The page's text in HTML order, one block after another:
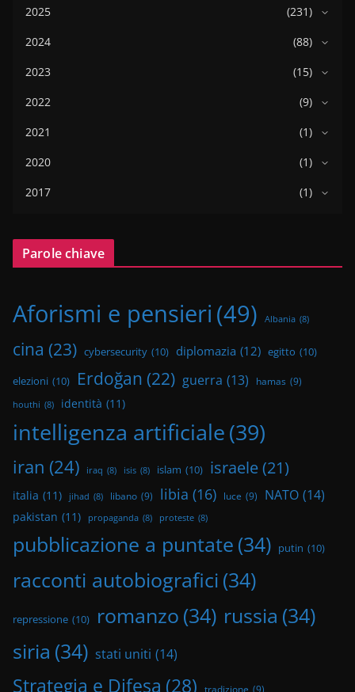
2025
(231)
2024
(88)
2023
(15)
2022
(9)
2021
(1)
2020
(1)
2017
(1)
Parole chiave
Aforismi e pensieri (49) Albania (8)
cina (23) cybersecurity (10) diplomazia (12) egitto (10)
elezioni (10) Erdoğan (22) guerra (13) hamas (9)
houthi (8) identità (11)
intelligenza artificiale(39)
iran (24) iraq (8) isis (8) islam (10) israele(21)
italia (11) jihad (8) libano (9) libia (16) luce (9) NATO (14)
pakistan (11) propaganda (8) proteste (8)
pubblicazione a puntate (34) putin (10)
racconti autobiografici (34)
repressione (10) romanzo (34) russia (34)
siria (34) stati uniti (14)
Strategia e Difesa (28) tradizione (9)